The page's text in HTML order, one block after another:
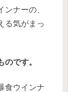
ナーの、
る気がまっ
です。
食ウインナ